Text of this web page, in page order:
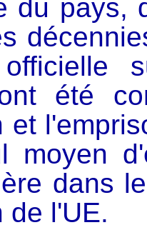
du pays,
officielle
été
et
moyen
dans
de l'UE.